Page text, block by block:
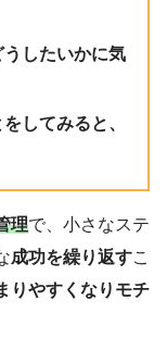
したいかに気
してみると、
理で、小さなステ
成功を繰り返すこ
りやすくなりモチ